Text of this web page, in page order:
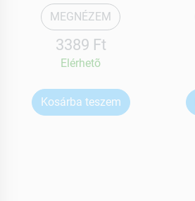
MEGNÉZEM
3389 Ft
Elérhetõ
Kosárba teszem